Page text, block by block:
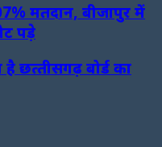
मतदान, बीजापुर में
पड़े
छत्‍तीसगढ़ बोर्ड का